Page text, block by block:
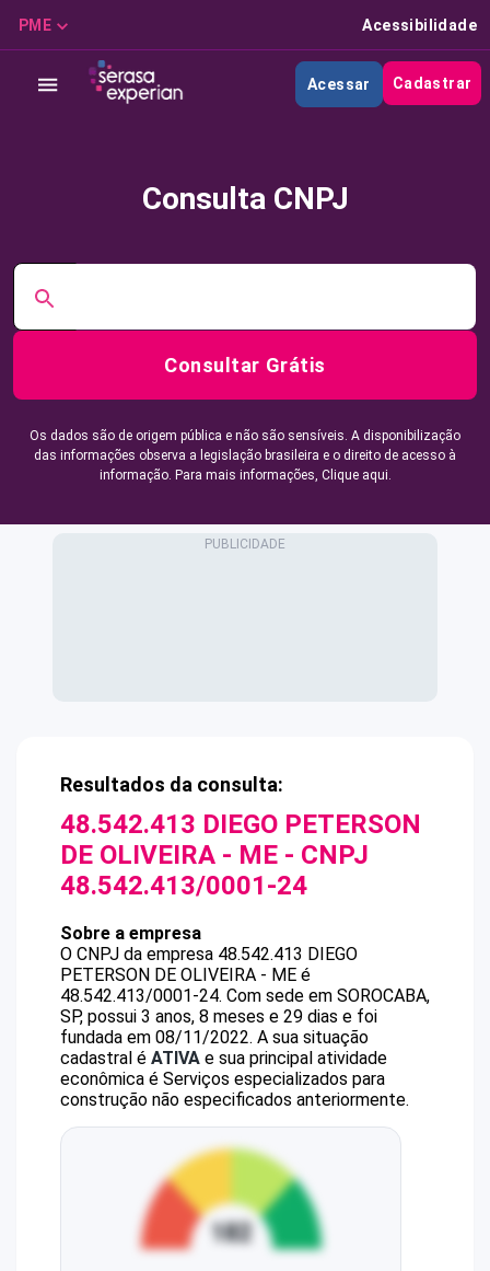
PME Acessibilidade
Acessar Cadastrar
Consulta CNPJ
Consultar Grátis
Os dados são de origem pública e não são sensíveis. A disponibilização
das informações observa a legislação brasileira e o direito de acesso à
informação. Para mais informações, Clique aqui.
Resultados da consulta:
48.542.413 DIEGO PETERSON
DE OLIVEIRA - ME - CNPJ
48.542.413/0001-24
Sobre a empresa
O CNPJ da empresa 48.542.413 DIEGO
PETERSON DE OLIVEIRA - ME é
48.542.413/0001-24. Com sede em SOROCABA,
SP, possui 3 anos, 8 meses e 29 dias e foi
fundada em 08/11/2022. A sua situação
cadastral é ATIVA e sua principal atividade
econômica é Serviços especializados para
construção não especificados anteriormente.